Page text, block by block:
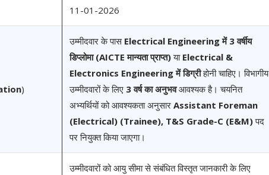
11-01-2026
)
उम्मीदवार के पास Electrical Engineering में 3 वर्षीय
डिप्लोमा (AICTE मान्यता प्राप्त)या Electrical &
Electronics Engineering में डिग्रीहोनी चाहिए। विभागीय
उम्मीदवारों के लिए 3 वर्ष का अनुभवआवश्यक है। चयनित
अभ्यर्थियों को आवश्यकता अनुसार Assistant Foreman
(Electrical) (Trainee), T&S Grade-C (E&M)पद
पर नियुक्त किया जाएगा।
उम्मीदवारों को आयु सीमा से संबंधित विस्तृत जानकारी के लिए